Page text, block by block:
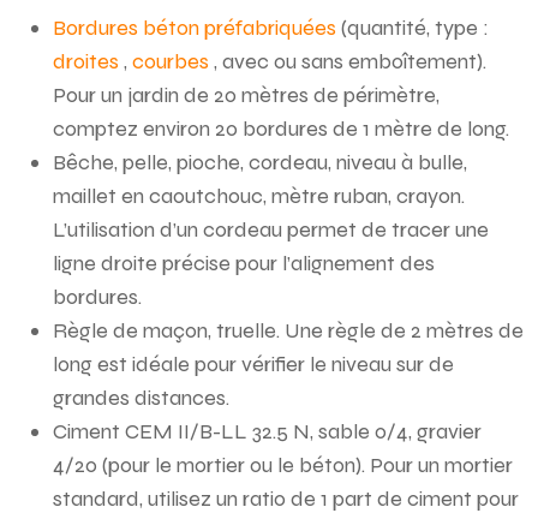
Bordures béton préfabriquées (quantité, type :
droites , courbes , avec ou sans emboîtement).
Pour un jardin de 20 mètres de périmètre,
comptez environ 20 bordures de 1 mètre de long.
Bêche, pelle, pioche, cordeau, niveau à bulle,
maillet en caoutchouc, mètre ruban, crayon.
L’utilisation d’un cordeau permet de tracer une
ligne droite précise pour l’alignement des
bordures.
Règle de maçon, truelle. Une règle de 2 mètres de
long est idéale pour vérifier le niveau sur de
grandes distances.
Ciment CEM II/B-LL 32.5 N, sable 0/4, gravier
4/20 (pour le mortier ou le béton). Pour un mortier
standard, utilisez un ratio de 1 part de ciment pour